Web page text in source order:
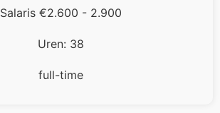
Salaris €2.600 - 2.900
Uren: 38
full-time